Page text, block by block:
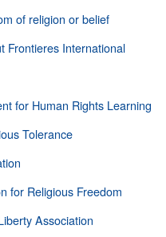
of religion or belief
Frontieres International
for Human Rights Learning
Tolerance
for Religious Freedom
Association